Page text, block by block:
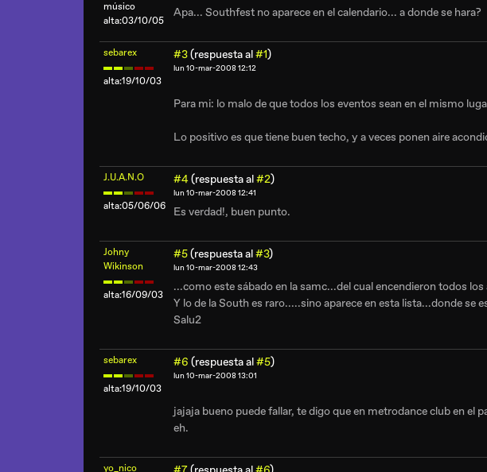
músico
alta:03/10/05
Apa... Southfest no aparece en el calendario... a donde se hara?
sebarex
alta:19/10/03
#3(respuesta al#1)
lun 10-mar-2008 12:12
Para mi: lo malo de que todos los eventos sean en el mismo
Lo positivo es que tiene buen techo, y a veces ponen aire
J.U.A.N.O
alta:05/06/06
#4(respuesta al#2)
lun 10-mar-2008 12:41
Es verdad!, buen punto.
Johny
Wikinson
alta:16/09/03
#5(respuesta al#3)
lun 10-mar-2008 12:43
...como este sábado en la samc...del cual encendieron todos
Y lo de la South es raro.....sino aparece en esta lista...donde se
Salu2
sebarex
alta:19/10/03
#6 (respuesta al#5)
lun 10-mar-2008 13:01
jajaja bueno puede fallar, te digo que en metrodance club en el
eh.
yo_nico